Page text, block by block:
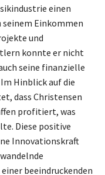
einen
Einkommen
und
konnte er nicht
seine finanzielle
Hinblick auf die
dass Christensen
profitiert, was
Diese positive
Innovationskraft
beeindruckenden